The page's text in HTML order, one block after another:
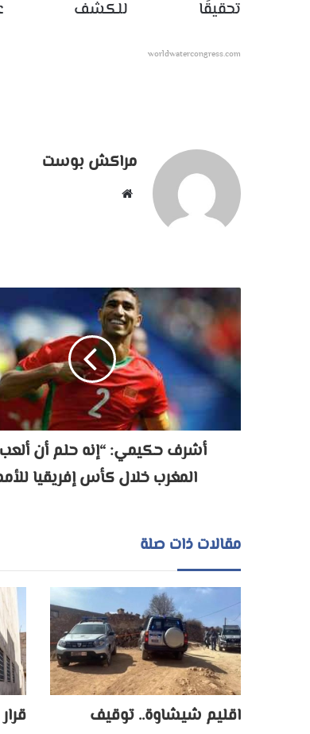
تحقيقًا للكشف
worldwatercongress.com
مراكش بوست
أشرف حكيمي: “إنه حلم أن
المغرب خلال كأس إفريقيا
مقالات ذات صلة
اقليم شيشاوة.. توقيف